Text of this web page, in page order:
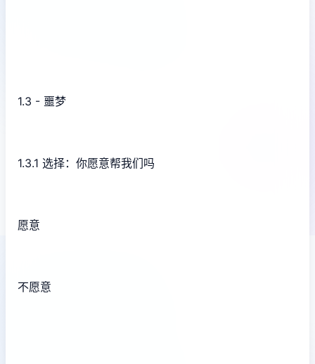
1.3 - 噩梦
1.3.1 选择：你愿意帮我们吗
愿意
不愿意